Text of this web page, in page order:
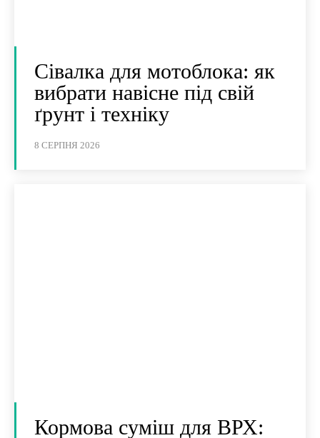
Сівалка для мотоблока: як
вибрати навісне під свій
ґрунт і техніку
8 СЕРПНЯ 2026
Кормова суміш для ВРХ: